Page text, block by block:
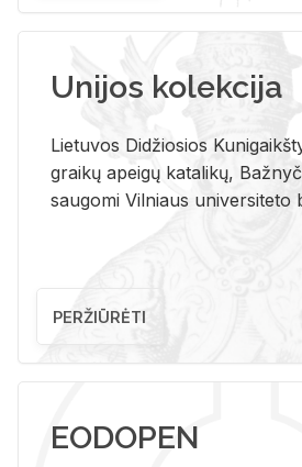
Unijos kolekcija
Lietuvos Didžiosios
graikų apeigų katalikų,
saugomi Vilniaus universiteto
PERŽIŪRĖTI
EODOPEN